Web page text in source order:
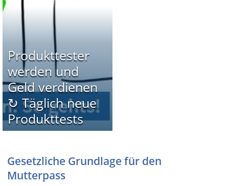
Produkttester
werden und
Geld verdienen
↻ Täglich neue
Produkttests
Gesetzliche Grundlage für den
Mutterpass